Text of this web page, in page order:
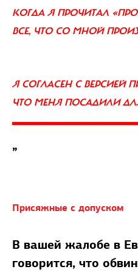
КОГДА Я ПРОЧИТАЛ
ВСЕ, ЧТО СО МНОЙ
Я СОГЛАСЕН С ВЕРСИЕЙ
ЧТО МЕНЯ ПОСАДИЛИ
”
Присяжные с допуском
В вашей жалобе в
говорится, что